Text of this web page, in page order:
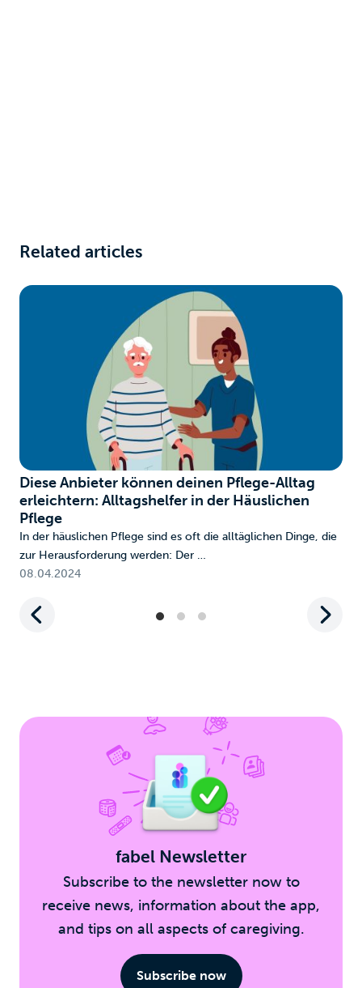
Related articles
Diese Anbieter können deinen Pflege-Alltag
erleichtern: Alltagshelfer in der Häuslichen
Pflege
In der häuslichen Pflege sind es oft die alltäglichen Dinge, die
zur Herausforderung werden: Der …
08.04.2024
fabel Newsletter
Subscribe to the newsletter now to
receive news, information about the app,
and tips on all aspects of caregiving.
Subscribe now